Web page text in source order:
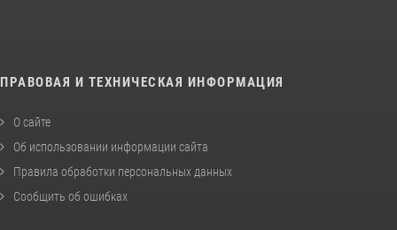
ПРАВОВАЯ И ТЕХНИЧЕСКАЯ ИНФОРМАЦИЯ
О сайте
Об использовании информации сайта
Правила обработки персональных данных
Сообщить об ошибках